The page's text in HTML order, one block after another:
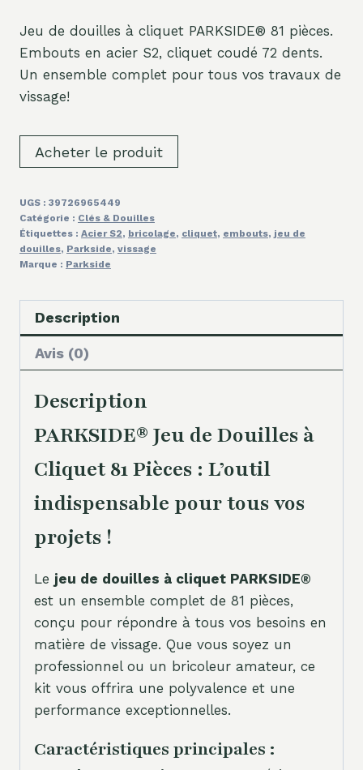
Jeu de douilles à cliquet PARKSIDE® 81 pièces.
Embouts en acier S2, cliquet coudé 72 dents.
Un ensemble complet pour tous vos travaux de
vissage!
Acheter le produit
UGS : 39726965449
Catégorie : Clés & Douilles
Étiquettes : Acier S2, bricolage, cliquet, embouts, jeu de
douilles, Parkside, vissage
Marque : Parkside
Description
Avis (0)
Description
PARKSIDE® Jeu de Douilles à
Cliquet 81 Pièces : L’outil
indispensable pour tous vos
projets !
Le jeu de douilles à cliquet PARKSIDE®
est un ensemble complet de 81 pièces,
conçu pour répondre à tous vos besoins en
matière de vissage. Que vous soyez un
professionnel ou un bricoleur amateur, ce
kit vous offrira une polyvalence et une
performance exceptionnelles.
Caractéristiques principales :